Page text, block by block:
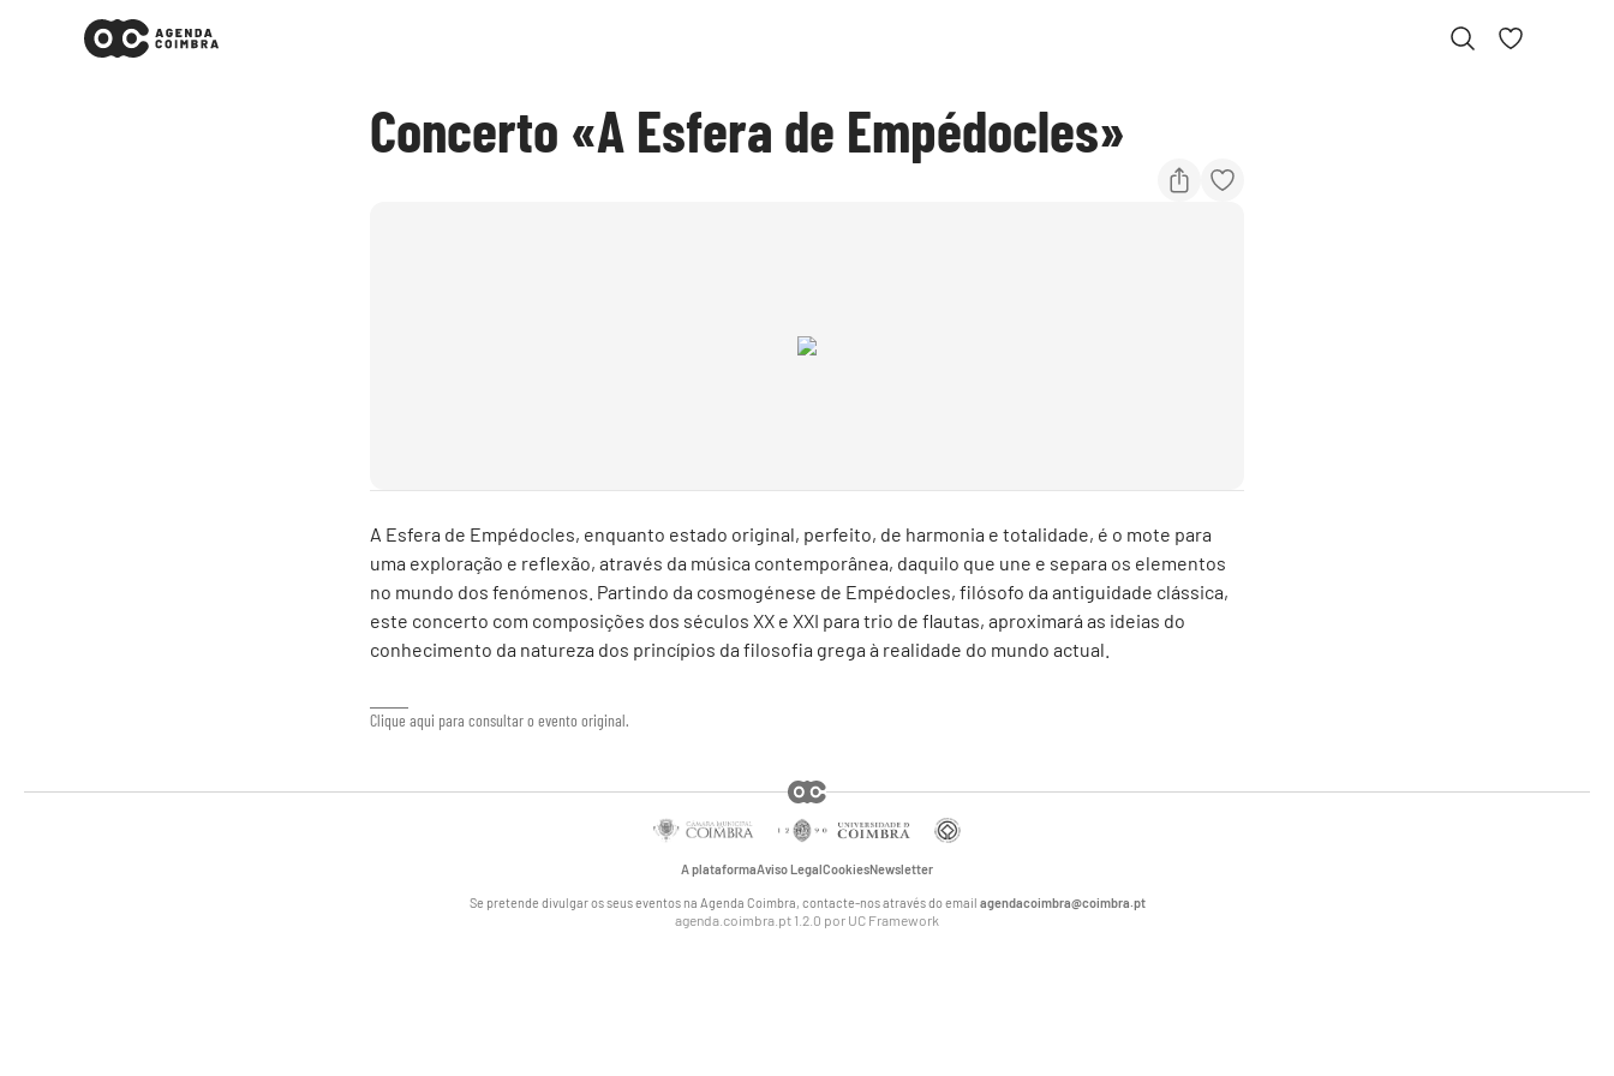
Concerto «A Esfera de Empédocles»
A Esfera de Empédocles, enquanto estado original, perfeito, de harmonia e totalidade, é o mote para
uma exploração e reflexão, através da música contemporânea, daquilo que une e separa os elementos
no mundo dos fenómenos. Partindo da cosmogénese de Empédocles, filósofo da antiguidade clássica,
este concerto com composições dos séculos XX e XXI para trio de flautas, aproximará as ideias do
conhecimento da natureza dos princípios da filosofia grega à realidade do mundo actual.
Clique aqui para consultar o evento original.
A plataformaAviso LegalCookiesNewsletter
Se pretende divulgar os seus eventos na Agenda Coimbra, contacte-nos através do email agendacoimbra@coimbra.pt
agenda.coimbra.pt 1.2.0 por UC Framework